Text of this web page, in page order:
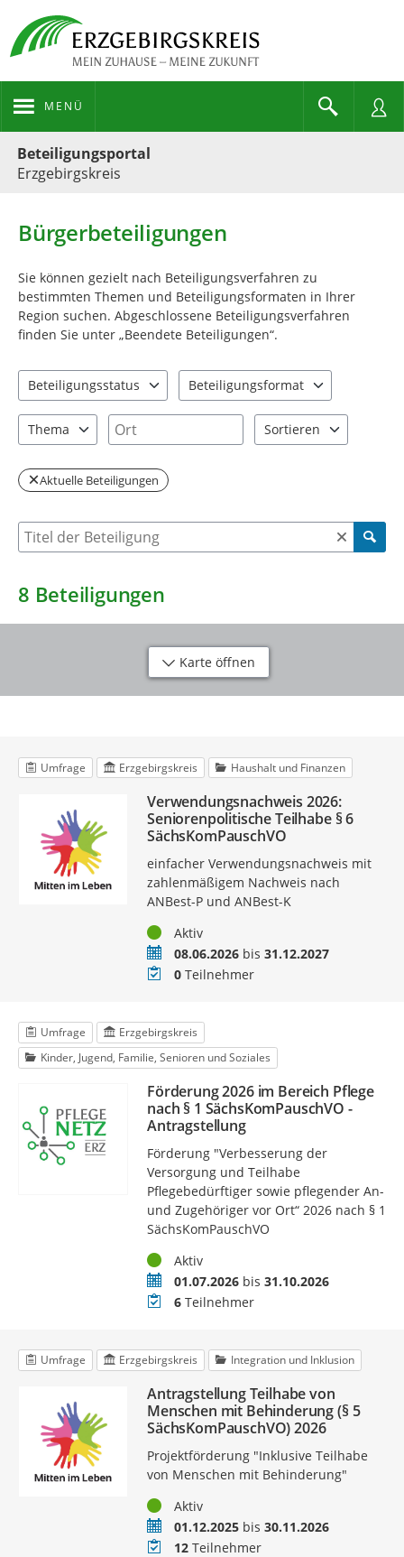
MENÜ
Beteiligungsportal
Erzgebirgskreis
Bürgerbeteiligungen
Sie können gezielt nach Beteiligungsverfahren zu
bestimmten Themen und Beteiligungsformaten in Ihrer
Region suchen. Abgeschlossene Beteiligungsverfahren
finden Sie unter „Beendete Beteiligungen“.
Beteiligungsstatus
Beteiligungsformat
Thema
Ort
Sortieren
Aktuelle Beteiligungen
Suche nach Beteiligung
8 Beteiligungen
Karte öffnen
Umfrage Erzgebirgskreis Haushalt und Finanzen
Verwendungsnachweis 2026:
Seniorenpolitische Teilhabe § 6
SächsKomPauschVO
einfacher Verwendungsnachweis mit
zahlenmäßigem Nachweis nach
ANBest-P und ANBest-K
StatusAktiv
Zeitraum08.06.2026bis 31.12.2027
Teilnehmer
0Teilnehmer
Umfrage
Erzgebirgskreis
Kinder, Jugend, Familie, Senioren und Soziales
Förderung 2026 im Bereich Pflege
nach § 1 SächsKomPauschVO -
Antragstellung
Förderung "Verbesserung der
Versorgung und Teilhabe
Pflegebedürftiger sowie pflegender An-
und Zugehöriger vor Ort“ 2026 nach § 1
SächsKomPauschVO
StatusAktiv
Zeitraum01.07.2026bis 31.10.2026
Teilnehmer
6Teilnehmer
Umfrage Erzgebirgskreis Integration und Inklusion
Antragstellung Teilhabe von
Menschen mit Behinderung (§ 5
SächsKomPauschVO) 2026
Projektförderung "Inklusive Teilhabe
von Menschen mit Behinderung"
StatusAktiv
Zeitraum01.12.2025bis 30.11.2026
Teilnehmer
12Teilnehmer